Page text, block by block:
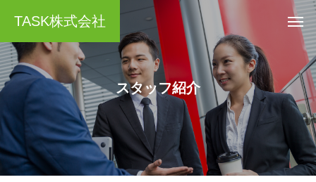
TASK株式会社
スタッフ紹介